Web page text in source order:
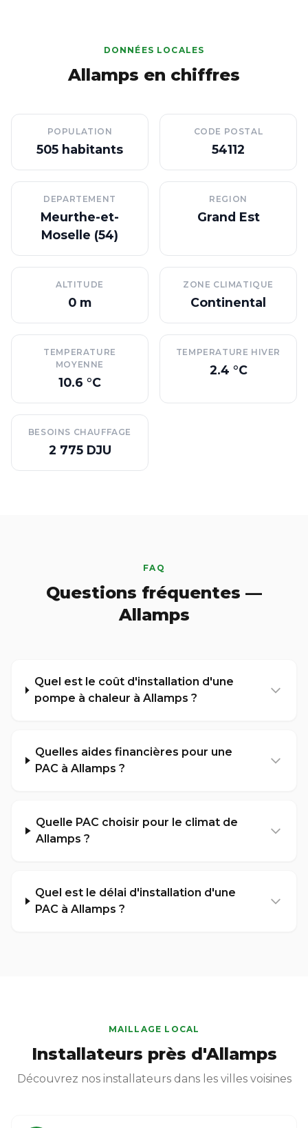
DONNÉES LOCALES
Allamps en chiffres
POPULATION
505 habitants
CODE POSTAL
54112
DEPARTEMENT
Meurthe-et-
Moselle (54)
REGION
Grand Est
ALTITUDE
0 m
ZONE CLIMATIQUE
Continental
TEMPERATURE
MOYENNE
10.6 °C
TEMPERATURE HIVER
2.4 °C
BESOINS CHAUFFAGE
2 775 DJU
FAQ
Questions fréquentes —
Allamps
Quel est le coût d'installation d'une
pompe à chaleur à Allamps ?
Quelles aides financières pour une
PAC à Allamps ?
Quelle PAC choisir pour le climat de
Allamps ?
Quel est le délai d'installation d'une
PAC à Allamps ?
MAILLAGE LOCAL
Installateurs près d'Allamps
Découvrez nos installateurs dans les villes voisines